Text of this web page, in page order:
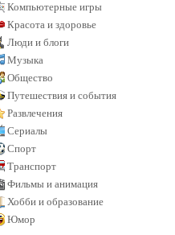
Компьютерные игры
Красота и здоровье
Люди и блоги
Музыка
Общество
Путешествия и события
Развлечения
Сериалы
Спорт
Транспорт
Фильмы и анимация
Хобби и образование
Юмор